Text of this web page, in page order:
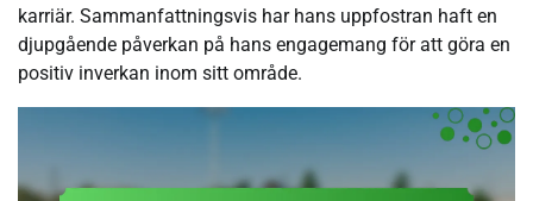
karriär. Sammanfattningsvis har hans uppfostran haft en
djupgående påverkan på hans engagemang för att göra en
positiv inverkan inom sitt område.